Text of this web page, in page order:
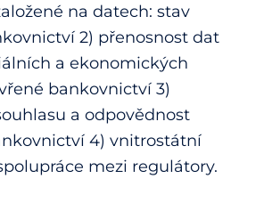
na datech: stav
2) přenosnost dat
a ekonomických
bankovnictví 3)
a odpovědnost
4) vnitrostátní
mezi regulátory.